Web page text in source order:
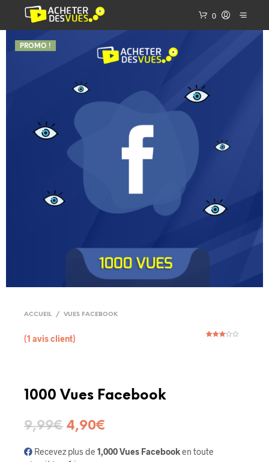
0
PROMO !
ACCUEIL / VUES FACEBOOK
(1 avis client)
1000 Vues Facebook
9,99€ 4,90€
Recevez plus de 1,000 Vues Facebooken toute